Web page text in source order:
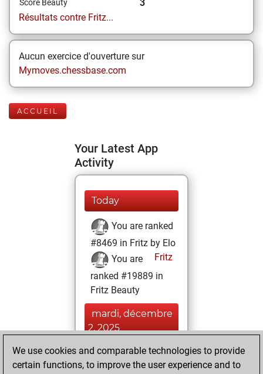
Score Beauty
3
Résultats contre Fritz...
Aucun exercice d'ouverture sur
Mymoves.chessbase.com
ACCUEIL
Your Latest App
Activity
Today
You are ranked
#8469 in Fritz by Elo
Fritz
You are
ranked #19889 in
Fritz Beauty
mardi, décembre
2, 2025
You achieved a
BeautyScore of 3
We use cookies and comparable technologies to provide
certain functions, to improve the user experience and to